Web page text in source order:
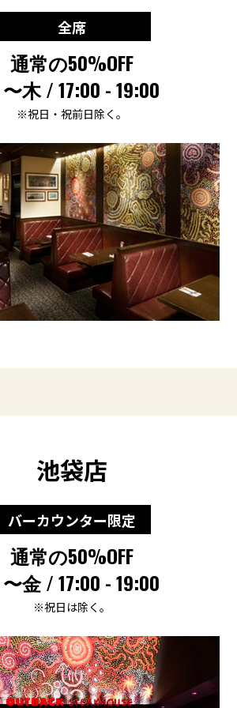
全席
通常の50%OFF
木 / 17:00 - 19:00
※祝日・祝前日除く。
池袋店
バーカウンター限定
通常の50%OFF
金 / 17:00 - 19:00
※祝日は除く。